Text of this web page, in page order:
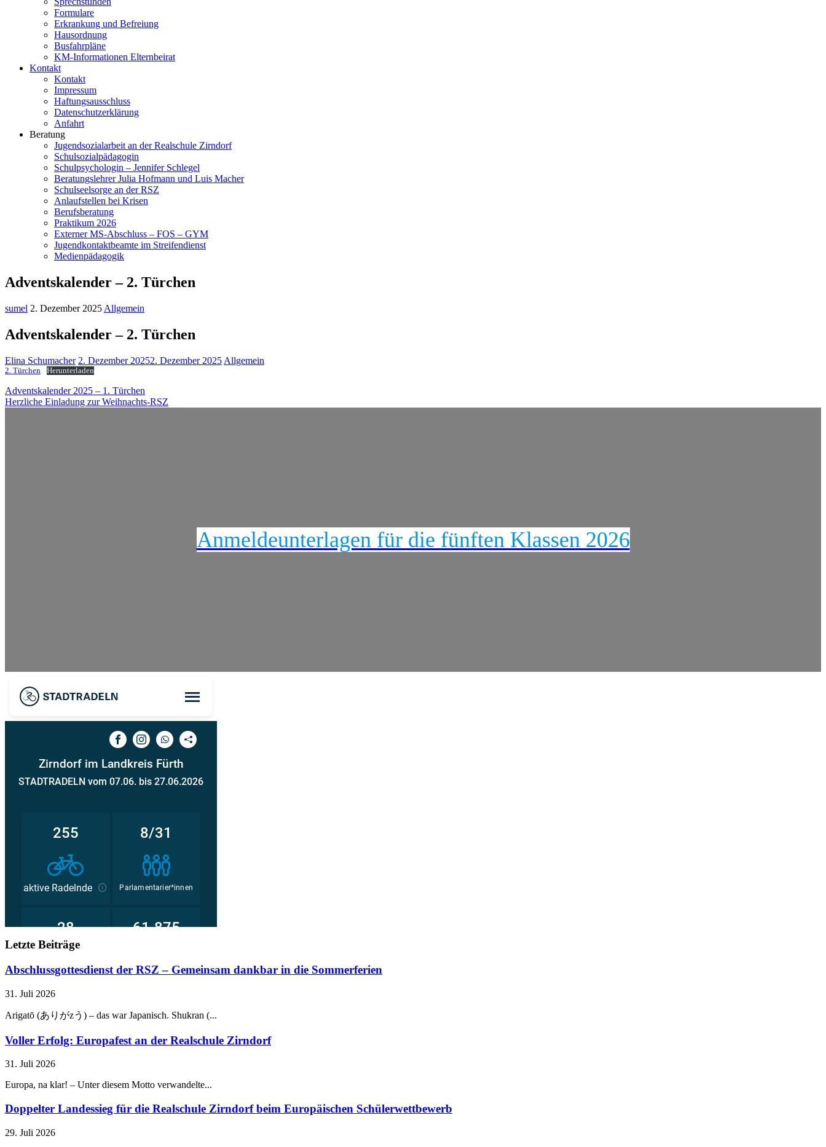
Formulare
Erkrankung und Befreiung
Hausordnung
Busfahrpläne
KM-Informationen Elternbeirat
Kontakt
Kontakt
Impressum
Haftungsausschluss
Datenschutzerklärung
Anfahrt
Beratung
Jugendsozialarbeit an der Realschule Zirndorf
Schulsozialpädagogin
Schulpsychologin – Jennifer Schlegel
Beratungslehrer Julia Hofmann und Luis Macher
Schulseelsorge an der RSZ
Anlaufstellen bei Krisen
Berufsberatung
Praktikum 2026
Externer MS-Abschluss – FOS – GYM
Jugendkontaktbeamte im Streifendienst
Medienpädagogik
Adventskalender – 2. Türchen
sumel 2. Dezember 2025 Allgemein
Adventskalender – 2. Türchen
Elina Schumacher 2. Dezember 20252. Dezember 2025 Allgemein
2. Türchen Herunterladen
Beitragsnavigation
Adventskalender 2025 – 1. Türchen
Herzliche Einladung zur Weihnachts-RSZ
Anmeldeunterlagen für die fünften Klassen 2026
Letzte Beiträge
Abschlussgottesdienst der RSZ – Gemeinsam dankbar in die Sommerferien
31. Juli 2026
Arigatō (ありがzう) – das war Japanisch. Shukran (...
Voller Erfolg: Europafest an der Realschule Zirndorf
31. Juli 2026
Europa, na klar! – Unter diesem Motto verwandelte...
Doppelter Landessieg für die Realschule Zirndorf beim Europäischen Schülerwettbewerb
29. Juli 2026